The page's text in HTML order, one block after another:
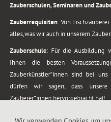
Zauberschulen, Seminaren und
Zauberrequisiten: Von
alles, was wir auch in unserem
Zauberschule: Für die Ausbildung
Ihnen die besten
Zauberkünstler*innen sind bei
dürfen wir sagen, dass
Zauberer*innen hervorgebracht hat!